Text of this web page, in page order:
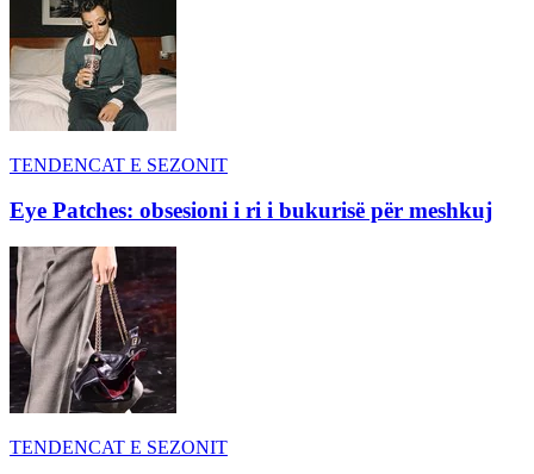
TENDENCAT E SEZONIT
Eye Patches: obsesioni i ri i bukurisë për meshkuj
TENDENCAT E SEZONIT